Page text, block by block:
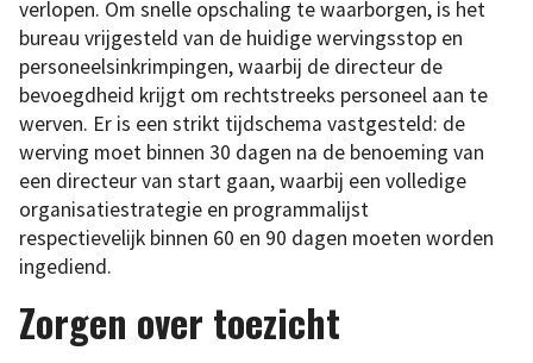
verlopen. Om snelle opschaling te waarborgen, is het
bureau vrijgesteld van de huidige wervingsstop en
personeelsinkrimpingen, waarbij de directeur de
bevoegdheid krijgt om rechtstreeks personeel aan te
werven. Er is een strikt tijdschema vastgesteld: de
werving moet binnen 30 dagen na de benoeming van
een directeur van start gaan, waarbij een volledige
organisatiestrategie en programmalijst
respectievelijk binnen 60 en 90 dagen moeten worden
ingediend.
Zorgen over toezicht